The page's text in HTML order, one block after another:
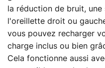
la réduction de bruit,
l'oreillette droit ou
vous pouvez recharger
charge inclus ou bien
Cela fonctionne aussi